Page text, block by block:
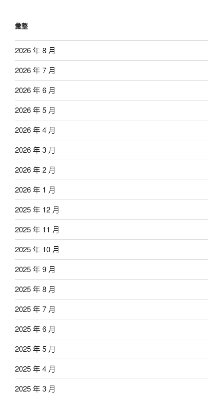
彙整
2026 年 8 月
2026 年 7 月
2026 年 6 月
2026 年 5 月
2026 年 4 月
2026 年 3 月
2026 年 2 月
2026 年 1 月
2025 年 12 月
2025 年 11 月
2025 年 10 月
2025 年 9 月
2025 年 8 月
2025 年 7 月
2025 年 6 月
2025 年 5 月
2025 年 4 月
2025 年 3 月